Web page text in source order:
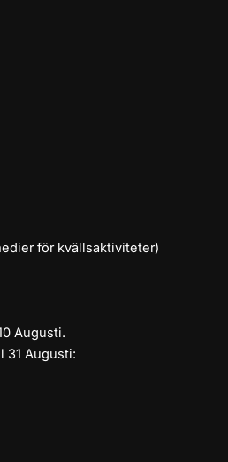
för kvällsaktiviteter)
Augusti.
31 Augusti: